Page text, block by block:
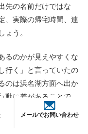
先の名前だけではな
、実際の帰宅時間、連
ょう。
るのかが見えやすくな
行く」と言っていたの
のは浜名湖方面へ出か
動に差があることで
メールでお問い合わせ